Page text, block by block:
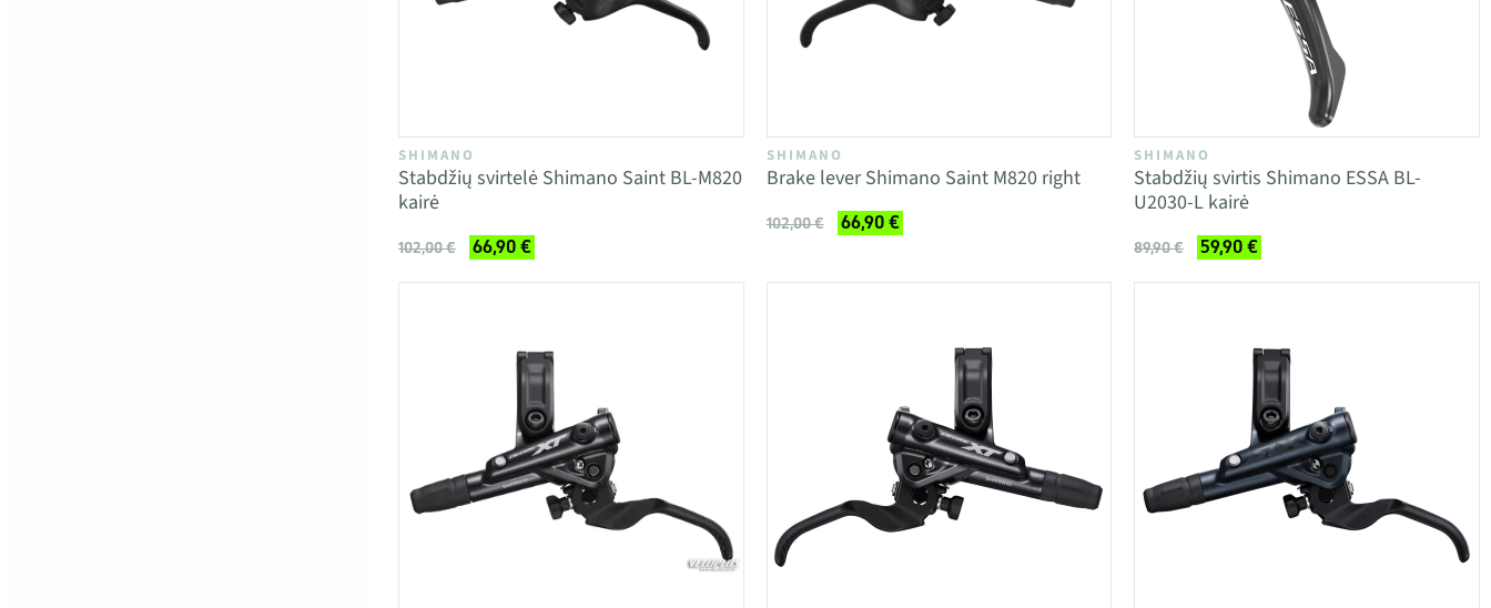
SHIMANO
Stabdžių svirtelė Shimano Saint BL-M820
kairė
102,00 € 66,90 €
SHIMANO
Brake lever Shimano Saint M820 right
102,00 € 66,90 €
SHIMANO
Stabdžių svirtis Shimano ESSA BL-
U2030-L kairė
89,90 € 59,90 €